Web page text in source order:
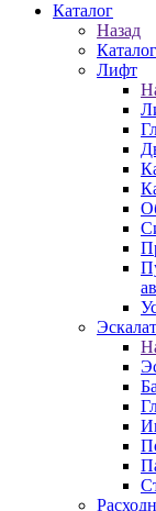
Каталог
Назад
Каталог
Лифт